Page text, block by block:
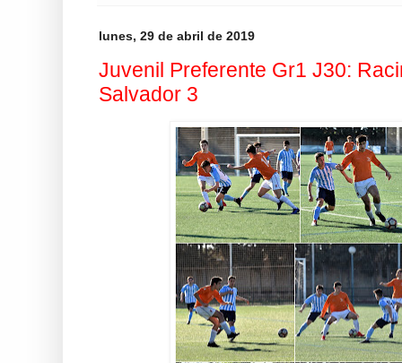
lunes, 29 de abril de 2019
Juvenil Preferente Gr1 J30:
Salvador 3